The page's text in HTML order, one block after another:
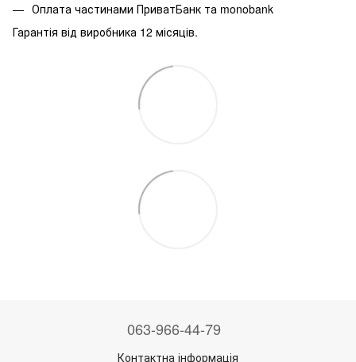
Оплата частинами ПриватБанк та monobank
Гарантія від виробника 12 місяців.
063-966-44-79
Контактна інформація